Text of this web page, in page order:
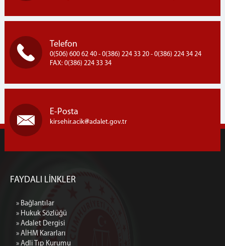
Telefon
0(506) 600 62 40 - 0(386) 224 33 20 - 0(386) 224 34 24
FAX: 0(386) 224 33 34
E-Posta
kirsehir.acik adalet.gov.tr
FAYDALI LİNKLER
» Bağlantılar
» Hukuk Sözlüğü
» Adalet Dergisi
» AİHM Kararları
» Adli Tıp Kurumu